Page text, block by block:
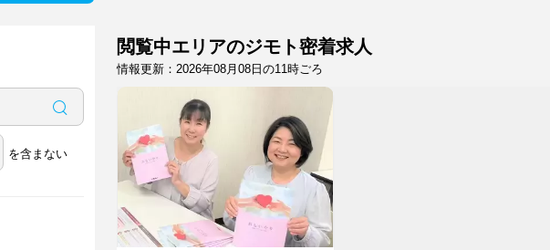
を含まない
閲覧中エリアのジモト密着求人
情報更新：2026年08月08日の11時ごろ